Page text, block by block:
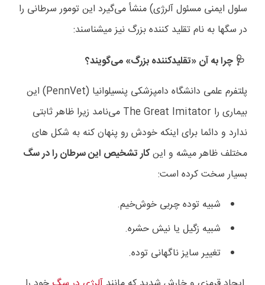
سلول ایمنی مسئول آلرژی) منشأ می‌گیرد این تومور سرطانی را
در سگها به نام تقلید کننده بزرگ نیز میشناسند:
🩺 چرا به آن «تقلیدکننده بزرگ» می‌گویند؟
پلتفرم علمی دانشگاه دامپزشکی پنسیلوانیا (PennVet) این
بیماری را The Great Imitator می‌نامد زیرا ظاهر ثابتی
ندارد و دائما برای اینکه خودش رو پنهان کنه به شکل های
مختلف ظاهر میشه و اینکار تشخیص این سرطان را در سگ
بسیار سخت کرده است:
شبیه توده چربی خوش‌خیم.
شبیه زگیل یا نیش حشره.
تغییر سایز ناگهانی توده.